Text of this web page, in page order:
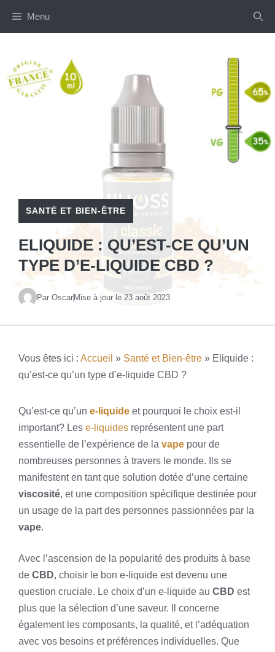
Menu
SANTÉ ET BIEN-ÊTRE
ELIQUIDE : QU’EST-CE QU’UN
TYPE D’E-LIQUIDE CBD ?
Par OscarMise à jour le 23 août 2023
Vous êtes ici : Accueil » Santé et Bien-être » Eliquide :
qu’est-ce qu’un type d’e-liquide CBD ?
Qu’est-ce qu’un e-liquide et pourquoi le choix est-il
important? Les e-liquides représentent une part
essentielle de l’expérience de la vape pour de
nombreuses personnes à travers le monde. Ils se
manifestent en tant que solution dotée d’une certaine
viscosité, et une composition spécifique destinée pour
un usage de la part des personnes passionnées par la
vape.
Avec l’ascension de la popularité des produits à base
de CBD, choisir le bon e-liquide est devenu une
question cruciale. Le choix d’un e-liquide au CBD est
plus que la sélection d’une saveur. Il concerne
également les composants, la qualité, et l’adéquation
avec vos besoins et préférences individuelles. Que